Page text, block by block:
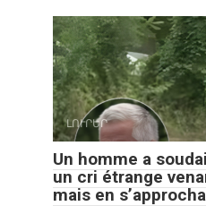
ԼՈՒՐԵՐ
Un homme a
un cri étrange
mais en